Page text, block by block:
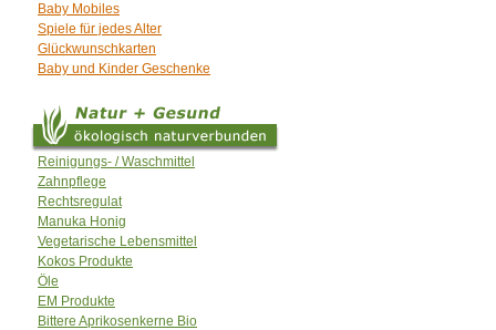
Baby Mobiles
Spiele für jedes Alter
Glückwunschkarten
Baby und Kinder Geschenke
Reinigungs- / Waschmittel
Zahnpflege
Rechtsregulat
Manuka Honig
Vegetarische Lebensmittel
Kokos Produkte
Öle
EM Produkte
Bittere Aprikosenkerne Bio